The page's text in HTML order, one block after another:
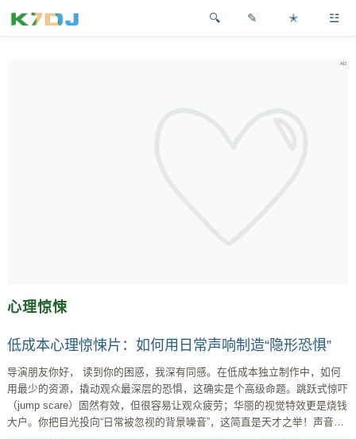
✎ ✭ ☳
心理惊悚
低成本心理惊悚片：如何用日常声响制造“隐形恐惧”
导演朋友你好， 读到你的困惑，我深有同感。在低成本独立制作中，如何
用最少的资源，撬动观众最深层的恐惧，这确实是个高级命题。跳跃式惊吓
（jump scare）固然有效，但很容易让观众疲劳；华丽的视觉特效更是烧钱
大户。你把目光投向“日常被忽视的背景噪音”，这简直是天才之举！声音，